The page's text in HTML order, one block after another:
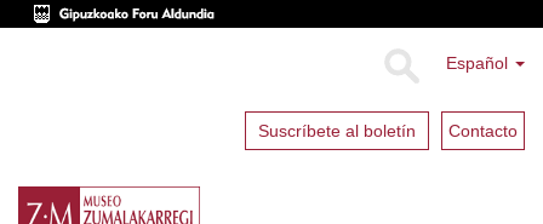
Español
Suscríbete al boletín Contacto